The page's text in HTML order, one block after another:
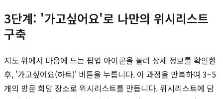
3단계: '가고싶어요'로 나만의 위시리스트
구축
지도 위에서 마음에 드는 팝업 아이콘을 눌러 상세 정보를 확인한
후, '가고싶어요(하트)' 버튼을 누릅니다. 이 과정을 반복하여 3~5
개의 방문 희망 장소로 위시리스트를 만듭니다. 위시리스트에 담